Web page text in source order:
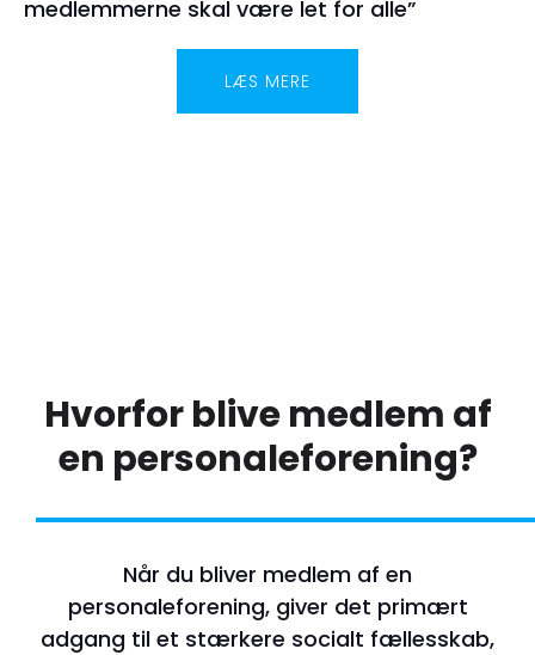
medlemmerne skal være let for alle”
LÆS MERE
Hvorfor blive medlem af
en personaleforening?
Når du bliver medlem af en
personaleforening, giver det primært
adgang til et stærkere socialt fællesskab,